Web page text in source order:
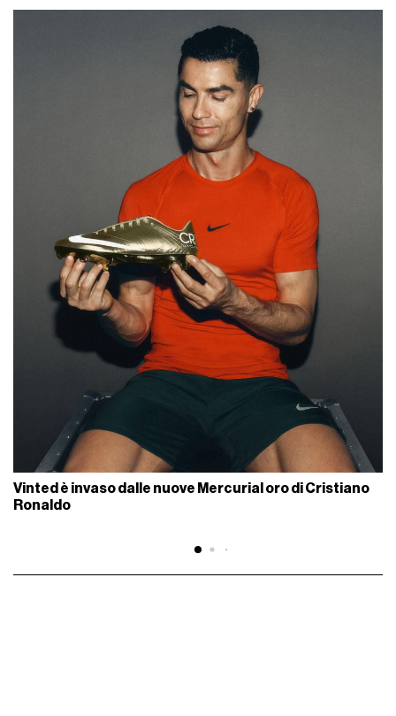
Vinted è invaso dalle nuove Mercurial oro di Cristiano
Ronaldo